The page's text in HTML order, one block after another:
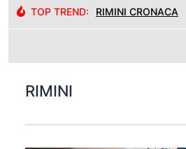
TOP TREND: RIMINI CRONACA
RIMINI